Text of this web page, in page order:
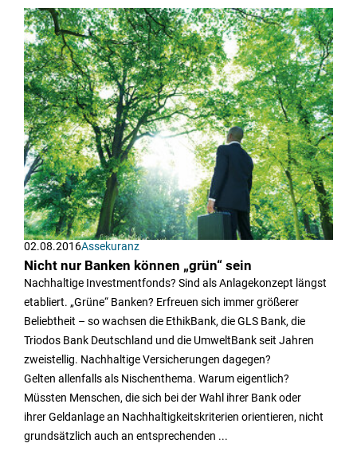
02.08.2016Assekuranz
Nicht nur Banken können „grün“ sein
Nachhaltige Investmentfonds? Sind als Anlagekonzept längst
etabliert. „Grüne“ Banken? Erfreuen sich immer größerer
Beliebtheit – so wachsen die EthikBank, die GLS Bank, die
Triodos Bank Deutschland und die UmweltBank seit Jahren
zweistellig. Nachhaltige Versicherungen dagegen?
Gelten allenfalls als Nischenthema. Warum eigentlich?
Müssten Menschen, die sich bei der Wahl ihrer Bank oder
ihrer Geldanlage an Nachhaltigkeitskriterien orientieren, nicht
grundsätzlich auch an entsprechenden ...